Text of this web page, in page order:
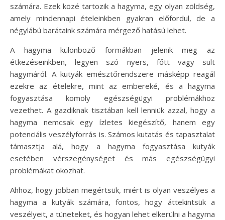
számára. Ezek közé tartozik a hagyma, egy olyan zöldség,
amely mindennapi ételeinkben gyakran előfordul, de a
négylábú barátaink számára mérgező hatású lehet.
A hagyma különböző formákban jelenik meg az
étkezéseinkben, legyen szó nyers, főtt vagy sült
hagymáról. A kutyák emésztőrendszere másképp reagál
ezekre az ételekre, mint az embereké, és a hagyma
fogyasztása komoly egészségügyi problémákhoz
vezethet. A gazdiknak tisztában kell lenniük azzal, hogy a
hagyma nemcsak egy ízletes kiegészítő, hanem egy
potenciális veszélyforrás is. Számos kutatás és tapasztalat
támasztja alá, hogy a hagyma fogyasztása kutyák
esetében vérszegénységet és más egészségügyi
problémákat okozhat.
Ahhoz, hogy jobban megértsük, miért is olyan veszélyes a
hagyma a kutyák számára, fontos, hogy áttekintsük a
veszélyeit, a tüneteket, és hogyan lehet elkerülni a hagyma